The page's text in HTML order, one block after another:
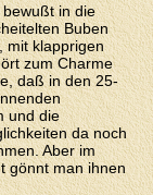
in die
Buben
mit klapprigen
zum Charme
daß in den 25-
und die
da noch
Aber im
gönnt man ihnen